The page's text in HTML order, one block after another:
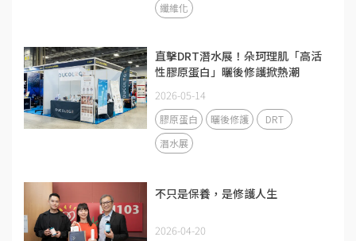
纖維化
直擊DRT潛水展！朵珂理肌「高活
性膠原蛋白」曬後修護掀熱潮
2026-05-14
膠原蛋白 曬後修護
DRT
潛水展
不只是保養，是修護人生
2026-04-20